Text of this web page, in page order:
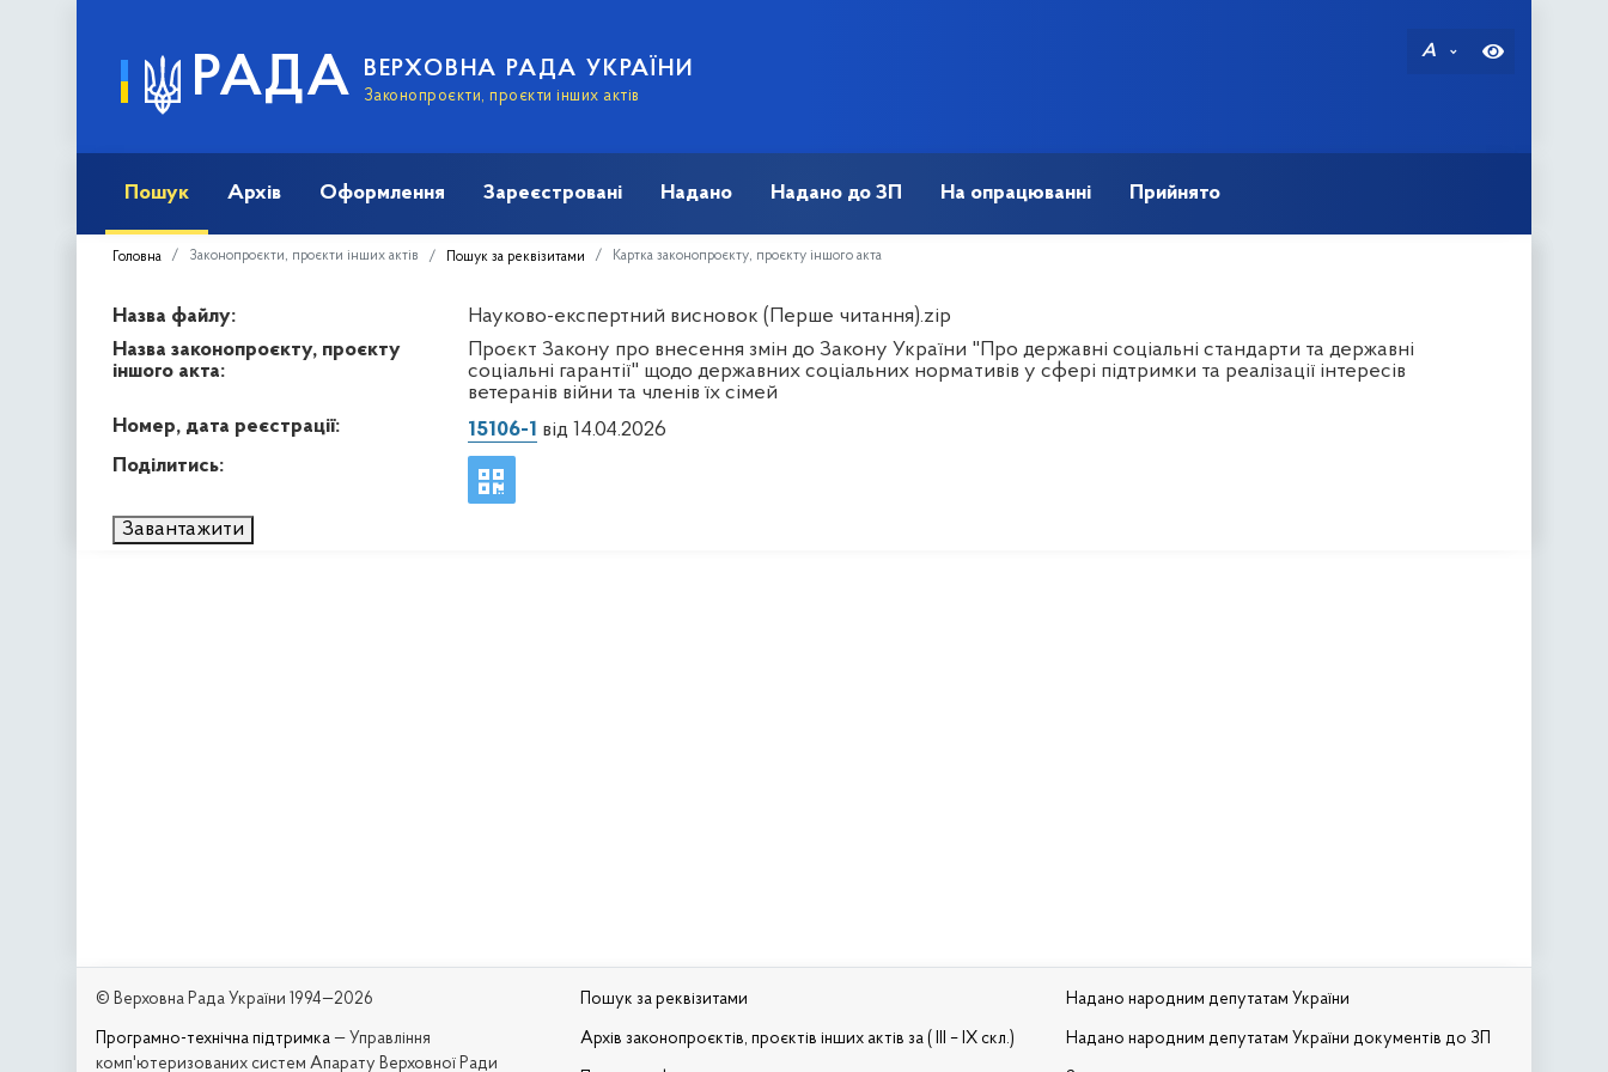
РАДА ВЕРХОВНА РАДА УКРАЇНИ
Законопроєкти, проєкти інших актів
A
Пошук Архів Оформлення Зареєстровані Надано Надано до ЗП На опрацюванні Прийнято
Головна Законопроєкти, проєкти інших актів Пошук за реквізитами Картка законопроєкту, проєкту іншого акта
Назва файлу:
Науково-експертний висновок (Перше читання).zip
Назва законопроєкту, проєкту
іншого акта:
Проєкт Закону про внесення змін до Закону України "Про державні соціальні стандарти та державні
соціальні гарантії" щодо державних соціальних нормативів у сфері підтримки та реалізації інтересів
ветеранів війни та членів їх сімей
Номер, дата реєстрації:
15106-1 від 14.04.2026
Поділитись:
Завантажити
© Верховна Рада України 1994—2026
Програмно-технічна підтримка — Управління
комп'ютеризованих систем Апарату Верховної Ради
Пошук за реквізитами
Архів законопроєктів, проєктів інших актів за ( III – IX скл.)
Надано народним депутатам України
Надано народним депутатам України документів до ЗП